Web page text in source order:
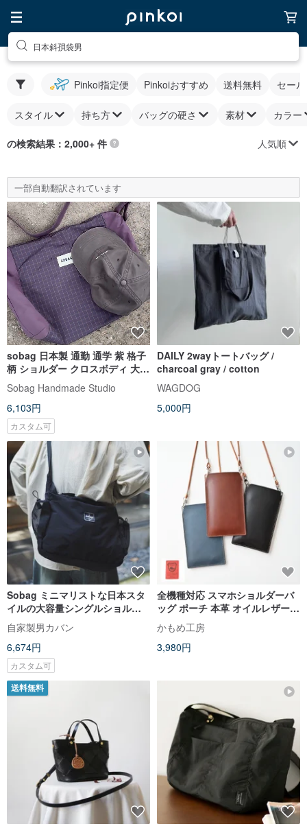
日本斜孭袋男
Pinkoi指定便 Pinkoiおすすめ 送料無料 セー
スタイル 持ち方 バッグの硬さ 素材 カラー
の検索結果：2,000+ 件 人気順
一部自動翻訳されています
sobag 日本製 通勤 通学 紫 格子
柄 ショルダー クロスボディ 大き
め バッグ 女性 山系 大容量 防水
ナイロン 布バッグ
Sobag Handmade Studio
6,103円
カスタム可
DAILY 2wayトートバッグ /
charcoal gray / cotton
WAGDOG
5,000円
Sobag ミニマリストな日本スタ
イルの大容量シングルショルダ
ー/クロスボディナイロン布製バ
ッグ、メンズ、撥水性、通勤、
無地カジュアル布製バッグ。
自家製男カバン
6,674円
カスタム可
全機種対応 スマホショルダーバ
ッグ ポーチ 本革 オイルレザー
【 スマホポーチ 】 肩掛け 斜め
掛け レザー メンズ スマホポシェ
ット プレゼント DC01M
かもめ工房
3,980円
送料無料